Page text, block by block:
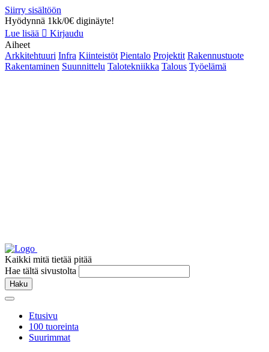
Siirry sisältöön
Hyödynnä 1kk/0€ diginäyte!
Lue lisää
Kirjaudu
Aiheet
Arkkitehtuuri Infra Kiinteistöt Pientalo Projektit Rakennustuote
Rakentaminen Suunnittelu Talotekniikka Talous Työelämä
Kaikki mitä tietää pitää
Hae tältä sivustolta
Haku
Etusivu
100 tuoreinta
Suurimmat